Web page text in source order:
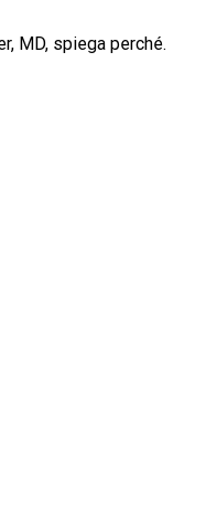
MD, spiega perché.